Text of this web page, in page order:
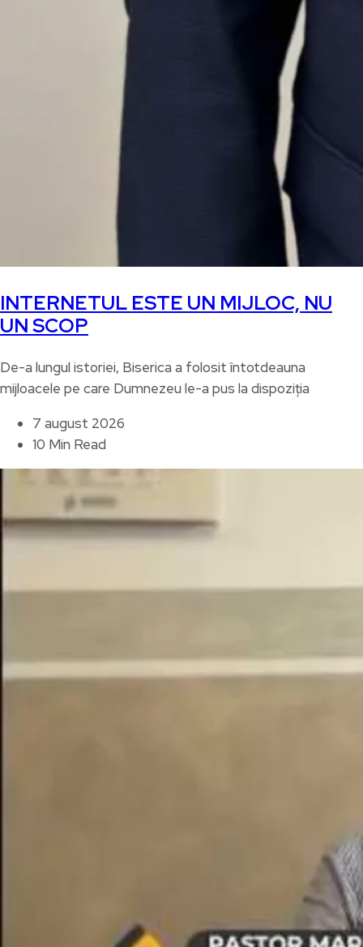
INTERNETUL ESTE UN MIJLOC, NU
UN SCOP
De-a lungul istoriei, Biserica a folosit întotdeauna
mijloacele pe care Dumnezeu le-a pus la dispoziția
7 august 2026
10 Min Read